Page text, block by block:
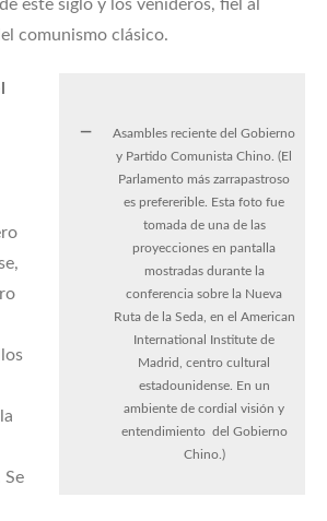
este siglo y los venideros, fiel al
comunismo clásico.
Asambles reciente del Gobierno
y Partido Comunista Chino. (El
Parlamento más zarrapastroso
es prefererible. Esta foto fue
tomada de una de las
proyecciones en pantalla
mostradas durante la
conferencia sobre la Nueva
Ruta de la Seda, en el American
International Institute de
Madrid, centro cultural
estadounidense. En un
ambiente de cordial visión y
entendimiento del Gobierno
Chino.)
Se